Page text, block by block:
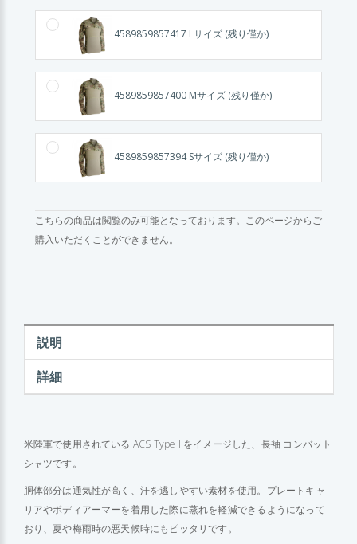
4589859857417 Lサイズ (残り僅か)
4589859857400 Mサイズ (残り僅か)
4589859857394 Sサイズ (残り僅か)
こちらの商品は閲覧のみ可能となっております。このページからご
購入いただくことができません。
説明
詳細
米陸軍で使用されている ACS Type IIをイメージした、長袖 コンバット
シャツです。
胴体部分は通気性が高く、汗を逃しやすい素材を使用。プレートキャ
リアやボディアーマーを着用した際に蒸れを軽減できるようになって
おり、夏や梅雨時の悪天候時にもピッタリです。